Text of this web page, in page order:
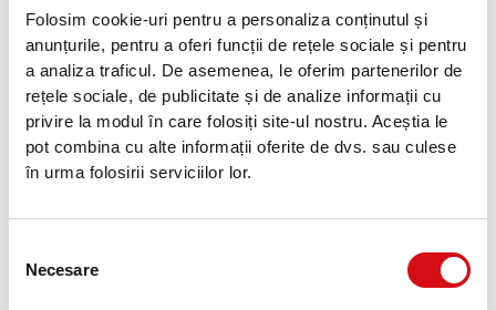
Folosim cookie-uri pentru a personaliza conținutul și
anunțurile, pentru a oferi funcții de rețele sociale și pentru
a analiza traficul. De asemenea, le oferim partenerilor de
rețele sociale, de publicitate și de analize informații cu
privire la modul în care folosiți site-ul nostru. Aceștia le
pot combina cu alte informații oferite de dvs. sau culese
în urma folosirii serviciilor lor.
consimțământului
Necesare
Criterii de eligibilitate accesibile
Domenii:producție, agricultură, energie, transport și logistică,